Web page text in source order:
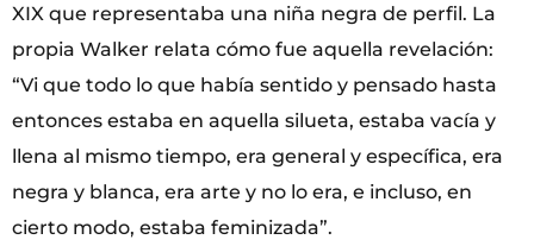
XIX que representaba una niña negra de perfil. La
propia Walker relata cómo fue aquella revelación:
“Vi que todo lo que había sentido y pensado hasta
entonces estaba en aquella silueta, estaba vacía y
llena al mismo tiempo, era general y específica, era
negra y blanca, era arte y no lo era, e incluso, en
cierto modo, estaba feminizada”.